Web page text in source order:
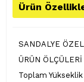
Ürün
SANDALYE
ÜRÜN ÖLÇÜLERİ
Toplam Yükseklik